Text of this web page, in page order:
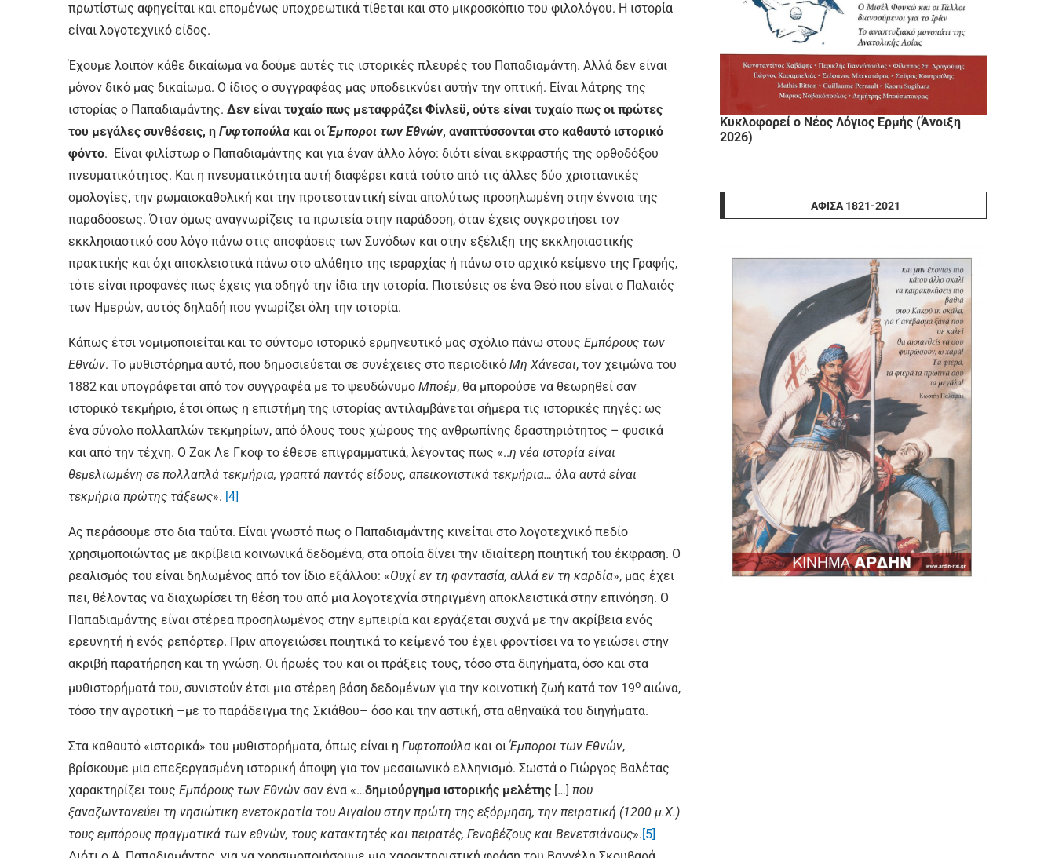
πρωτίστως αφηγείται και επομένως υποχρεωτικά τίθεται και στο μικροσκόπιο του φιλολόγου. Η ιστορία
είναι λογοτεχνικό είδος.
Έχουμε λοιπόν κάθε δικαίωμα να δούμε αυτές τις ιστορικές πλευρές του Παπαδιαμάντη. Αλλά δεν είναι
μόνον δικό μας δικαίωμα. Ο ίδιος ο συγγραφέας μας υποδεικνύει αυτήν την οπτική. Είναι λάτρης της
ιστορίας ο Παπαδιαμάντης. Δεν είναι τυχαίο πως μεταφράζει Φίνλεϋ, ούτε είναι τυχαίο πως οι πρώτες
του μεγάλες συνθέσεις, η Γυφτοπούλα και οιΈμποροι των Εθνών, αναπτύσσονται στο καθαυτό ιστορικό
φόντο. Είναι φιλίστωρ ο Παπαδιαμάντης και για έναν άλλο λόγο: διότι είναι εκφραστής της ορθοδόξου
πνευματικότητος. Και η πνευματικότητα αυτή διαφέρει κατά τούτο από τις άλλες δύο χριστιανικές
ομολογίες, την ρωμαιοκαθολική και την προτεσταντική είναι απολύτως προσηλωμένη στην έννοια της
παραδόσεως. Όταν όμως αναγνωρίζεις τα πρωτεία στην παράδοση, όταν έχεις συγκροτήσει τον
εκκλησιαστικό σου λόγο πάνω στις αποφάσεις των Συνόδων και στην εξέλιξη της εκκλησιαστικής
πρακτικής και όχι αποκλειστικά πάνω στο αλάθητο της ιεραρχίας ή πάνω στο αρχικό κείμενο της Γραφής,
τότε είναι προφανές πως έχεις για οδηγό την ίδια την ιστορία. Πιστεύεις σε ένα Θεό που είναι ο Παλαιός
των Ημερών, αυτός δηλαδή που γνωρίζει όλη την ιστορία.
Κάπως έτσι νομιμοποιείται και το σύντομο ιστορικό ερμηνευτικό μας σχόλιο πάνω στους Εμπόρους των
Εθνών. Το μυθιστόρημα αυτό, που δημοσιεύεται σε συνέχειες στο περιοδικό Μη Χάνεσαι, τον χειμώνα του
1882 και υπογράφεται από τον συγγραφέα με το ψευδώνυμο Μποέμ, θα μπορούσε να θεωρηθεί σαν
ιστορικό τεκμήριο, έτσι όπως η επιστήμη της ιστορίας αντιλαμβάνεται σήμερα τις ιστορικές πηγές: ως
ένα σύνολο πολλαπλών τεκμηρίων, από όλους τους χώρους της ανθρωπίνης δραστηριότητος – φυσικά
και από την τέχνη. Ο Ζακ Λε Γκοφ το έθεσε επιγραμματικά, λέγοντας πως «..η νέα ιστορία είναι
θεμελιωμένη σε πολλαπλά τεκμήρια, γραπτά παντός είδους, απεικονιστικά τεκμήρια… όλα αυτά είναι
τεκμήρια πρώτης τάξεως». [4]
Ας περάσουμε στο δια ταύτα. Είναι γνωστό πως ο Παπαδιαμάντης κινείται στο λογοτεχνικό πεδίο
χρησιμοποιώντας με ακρίβεια κοινωνικά δεδομένα, στα οποία δίνει την ιδιαίτερη ποιητική του έκφραση. Ο
ρεαλισμός του είναι δηλωμένος από τον ίδιο εξάλλου: «Ουχί εν τη φαντασία, αλλά εν τη καρδία», μας έχει
πει, θέλοντας να διαχωρίσει τη θέση του από μια λογοτεχνία στηριγμένη αποκλειστικά στην επινόηση. Ο
Παπαδιαμάντης είναι στέρεα προσηλωμένος στην εμπειρία και εργάζεται συχνά με την ακρίβεια ενός
ερευνητή ή ενός ρεπόρτερ. Πριν απογειώσει ποιητικά το κείμενό του έχει φροντίσει να το γειώσει στην
ακριβή παρατήρηση και τη γνώση. Οι ήρωές του και οι πράξεις τους, τόσο στα διηγήματα, όσο και στα
μυθιστορήματά του, συνιστούν έτσι μια στέρεη βάση δεδομένων για την κοινοτική ζωή κατά τον 19ο αιώνα,
τόσο την αγροτική –με το παράδειγμα της Σκιάθου– όσο και την αστική, στα αθηναϊκά του διηγήματα.
Στα καθαυτό «ιστορικά» του μυθιστορήματα, όπως είναι η Γυφτοπούλα και οι Έμποροι των Εθνών,
βρίσκουμε μια επεξεργασμένη ιστορική άποψη για τον μεσαιωνικό ελληνισμό. Σωστά ο Γιώργος Βαλέτας
χαρακτηρίζει τους Εμπόρους των Εθνών σαν ένα «…δημιούργημα ιστορικής μελέτης […] που
ξαναζωντανεύει τη νησιώτικη ενετοκρατία του Αιγαίου στην πρώτη της εξόρμηση, την πειρατική (1200 μ.Χ.)
τους εμπόρους πραγματικά των εθνών, τους κατακτητές και πειρατές, Γενοβέζους και Βενετσιάνους».[5]
Κυκλοφορεί ο Νέος Λόγιος Ερμής (Άνοιξη
2026)
ΑΦΊΣΑ 1821-2021